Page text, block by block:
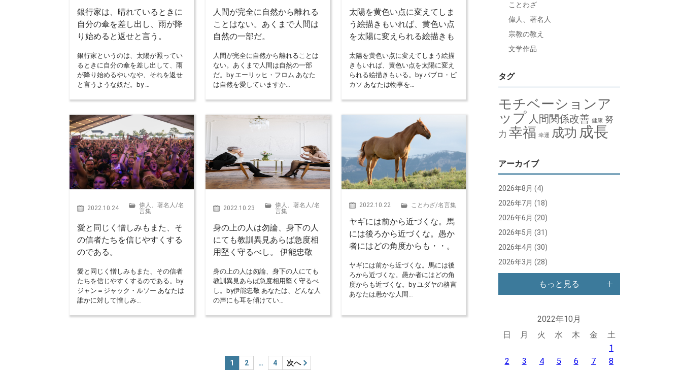
銀行家は、晴れているときに
自分の傘を差し出し、雨が降
り始めると返せと言う。
銀行家というのは、太陽が照ってい
るときに自分の傘を差し出して、雨
が降り始めるやいなや、それを返せ
と言うような奴だ。by …
人間が完全に自然から離れる
ことはない。あくまで人間は
自然の一部だ。
人間が完全に自然から離れることは
ない。あくまで人間は自然の一部
だ。by エーリッヒ・フロム あなた
は自然を愛していますか…
太陽を黄色い点に変えてしま
う絵描きもいれば、黄色い点
を太陽に変えられる絵描きも
太陽を黄色い点に変えてしまう絵描
きもいれば、黄色い点を太陽に変え
られる絵描きもいる。by パブロ・ピ
カソ あなたは物事を…
2022.10.24 偉人、著名人/名
言集
愛と同じく憎しみもまた、そ
の信者たちを信じやすくする
のである。
愛と同じく憎しみもまた、その信者
たちを信じやすくするのである。by
ジャン＝ジャック・ルソー あなたは
誰かに対して憎しみ…
2022.10.23 偉人、著名人/名
言集
身の上の人は勿論、身下の人
にても教訓異見あらば急度相
用堅く守るべし。 伊能忠敬
身の上の人は勿論、身下の人にても
教訓異見あらば急度相用堅く守るべ
し。by伊能忠敬 あなたは、どんな人
の声にも耳を傾けてい…
2022.10.22 ことわざ/名言集
ヤギには前から近づくな。馬
には後ろから近づくな。愚か
者にはどの角度からも・・。
ヤギには前から近づくな。馬には後
ろから近づくな。愚か者にはどの角
度からも近づくな。by ユダヤの格言
あなたは愚かな人間…
1 2 … 4 次へ
ことわざ
偉人、著名人
宗教の教え
文学作品
タグ
モチベーションア
ップ 人間関係改善 健康 努
力 幸福 幸運 成功 成長
アーカイブ
2026年8月 (4)
2026年7月 (18)
2026年6月 (20)
2026年5月 (31)
2026年4月 (30)
2026年3月 (28)
もっと見る
2022年10月
日
月 火 水 木 金
土
1
2
3 4 5 6 7
8